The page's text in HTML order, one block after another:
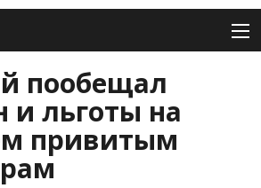
пообещал
и льготы на
привитым